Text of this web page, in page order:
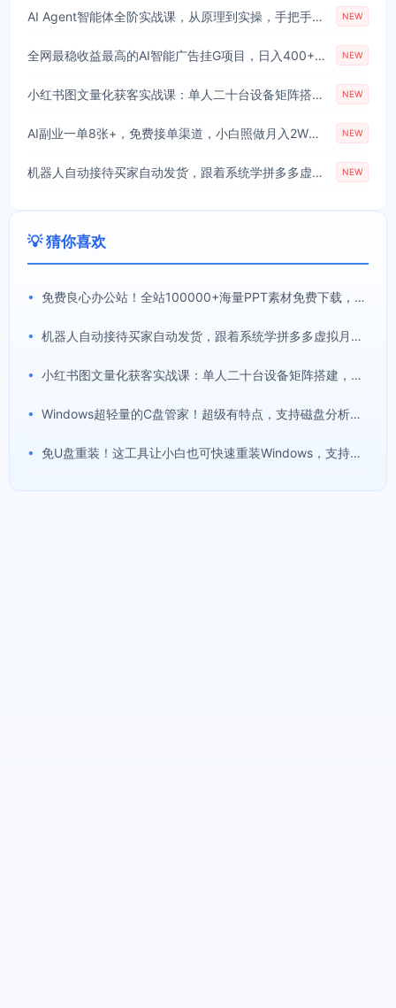
AI Agent智能体全阶实战课，从原理到实操，手把手搭建可自动运行的AI Agent NEW
全网最稳收益最高的AI智能广告挂G项目，日入400+，真正的躺賺项目【揭秘】 NEW
小红书图文量化获客实战课：单人二十台设备矩阵搭建，标准化流程高效批量引流获客 NEW
AI副业一单8张+，免费接单渠道，小白照做月入2W【揭秘】 NEW
机器人自动接待买家自动发货，跟着系统学拼多多虚拟月入1-5万 NEW
💡 猜你喜欢
• 免费良心办公站！全站100000+海量PPT素材免费下载，每日更新，分类清晰，免注册登录下载爱PPT网
• 机器人自动接待买家自动发货，跟着系统学拼多多虚拟月入1-5万
• 小红书图文量化获客实战课：单人二十台设备矩阵搭建，标准化流程高效批量引流获客
• Windows超轻量的C盘管家！超级有特点，支持磁盘分析及清理提醒，2M大小体积，完全免费C盘管家
• 免U盘重装！这工具让小白也可快速重装Windows，支持无人值守配置，数据无忧CmzPrep_Rev2